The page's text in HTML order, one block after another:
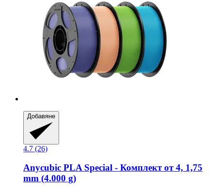
Добавяне
4.7 (26)
Anycubic PLA Special -​ Комплект от 4, 1,75
mm (4.000 g)